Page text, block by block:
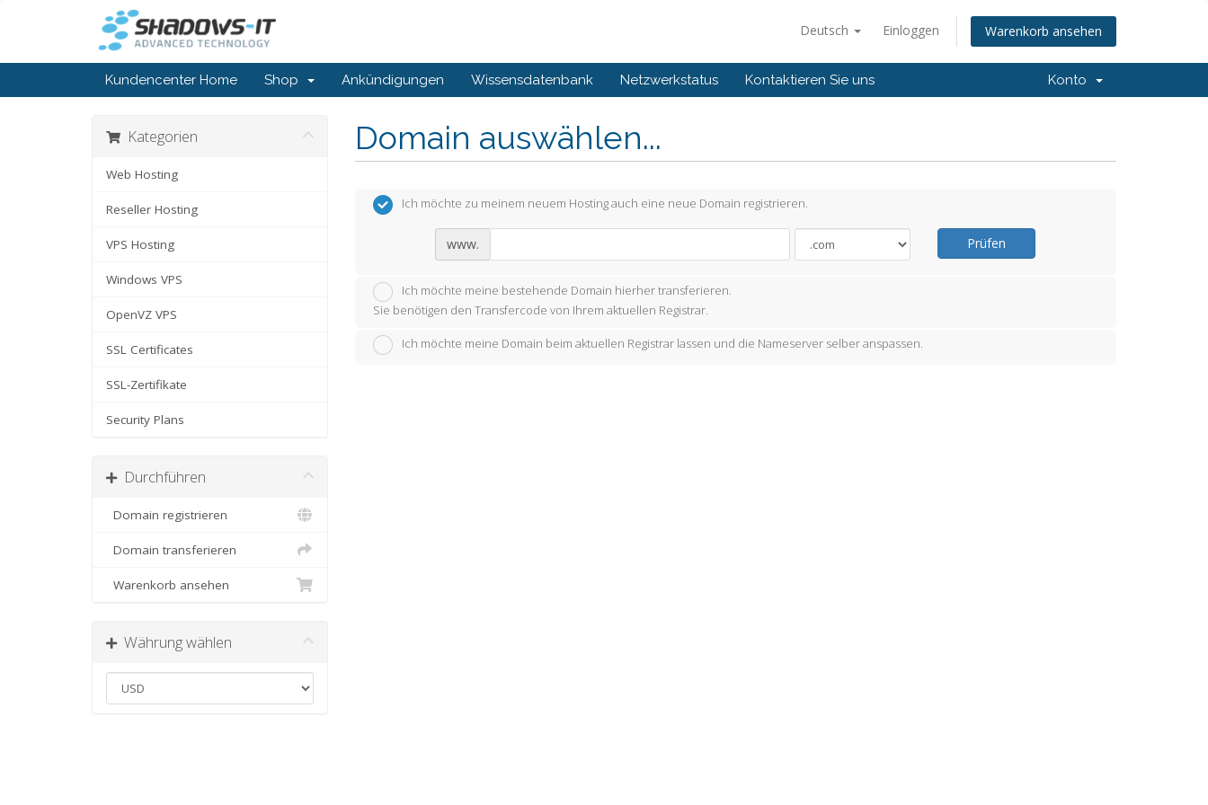
Deutsch Einloggen Warenkorb ansehen
Kundencenter Home Shop Ankündigungen Wissensdatenbank Netzwerkstatus Kontaktieren Sie uns Konto
Domain auswählen...
Kategorien
Web Hosting
Reseller Hosting
VPS Hosting
Windows VPS
OpenVZ VPS
SSL Certificates
SSL-Zertifikate
Security Plans
Durchführen
Domain registrieren
Domain transferieren
Warenkorb ansehen
Währung wählen
Ich möchte zu meinem neuem Hosting auch eine neue Domain registrieren.
www. Prüfen
Ich möchte meine bestehende Domain hierher transferieren.
Sie benötigen den Transfercode von Ihrem aktuellen Registrar.
Ich möchte meine Domain beim aktuellen Registrar lassen und die Nameserver selber anspassen.